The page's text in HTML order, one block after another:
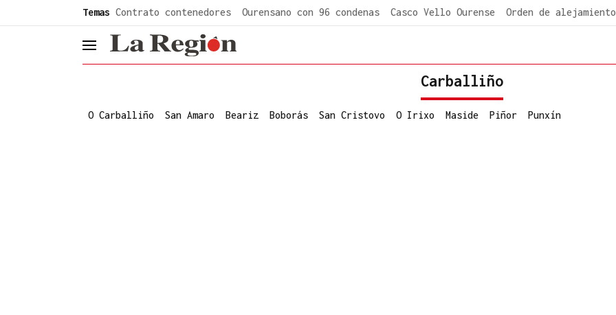
Temas Contrato contenedores Ourensano con 96 condenas Casco Vello Ourense Orden de
header.menu.open
Carballiño
O Carballiño San Amaro Beariz Boborás San Cristovo O Irixo Maside Piñor Punxín